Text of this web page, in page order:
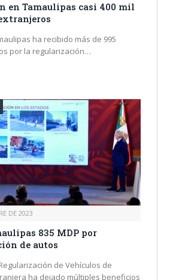
en Tamaulipas casi 400 mil
ha recibido más de 995
por la regularización…
DE 2023
835 MDP por
de autos
de Vehículos de
ha dejado múltiples beneficios